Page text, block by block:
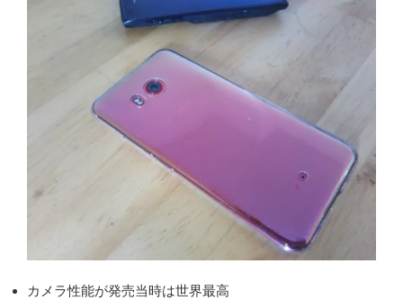
カメラ性能が発売当時は世界最高